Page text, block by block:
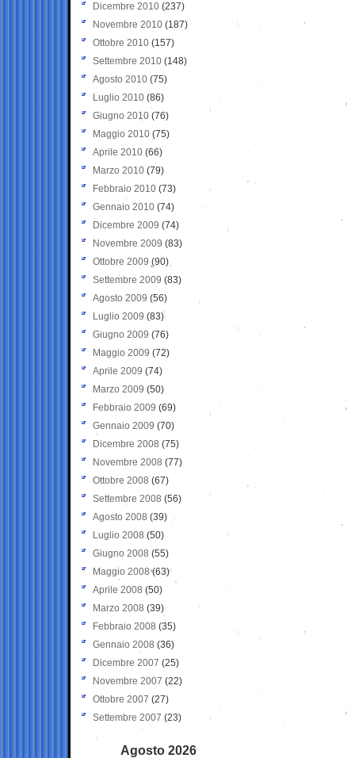
Dicembre 2010 (237)
Novembre 2010 (187)
Ottobre 2010 (157)
Settembre 2010 (148)
Agosto 2010 (75)
Luglio 2010 (86)
Giugno 2010 (76)
Maggio 2010 (75)
Aprile 2010 (66)
Marzo 2010 (79)
Febbraio 2010 (73)
Gennaio 2010 (74)
Dicembre 2009 (74)
Novembre 2009 (83)
Ottobre 2009 (90)
Settembre 2009 (83)
Agosto 2009 (56)
Luglio 2009 (83)
Giugno 2009 (76)
Maggio 2009 (72)
Aprile 2009 (74)
Marzo 2009 (50)
Febbraio 2009 (69)
Gennaio 2009 (70)
Dicembre 2008 (75)
Novembre 2008 (77)
Ottobre 2008 (67)
Settembre 2008 (56)
Agosto 2008 (39)
Luglio 2008 (50)
Giugno 2008 (55)
Maggio 2008(63)
Aprile 2008 (50)
Marzo 2008 (39)
Febbraio 2008 (35)
Gennaio 2008 (36)
Dicembre 2007 (25)
Novembre 2007 (22)
Ottobre 2007 (27)
Settembre 2007 (23)
Agosto 2026